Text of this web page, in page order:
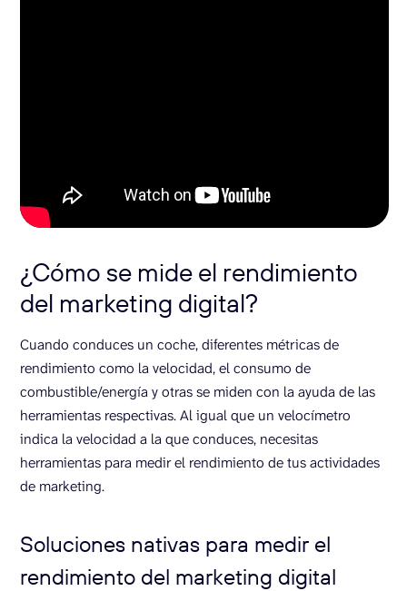
¿Cómo se mide el rendimiento
del marketing digital?
Cuando conduces un coche, diferentes métricas de
rendimiento como la velocidad, el consumo de
combustible/energía y otras se miden con la ayuda de las
herramientas respectivas. Al igual que un velocímetro
indica la velocidad a la que conduces, necesitas
herramientas para medir el rendimiento de tus actividades
de marketing.
Soluciones nativas para medir el
rendimiento del marketing digital